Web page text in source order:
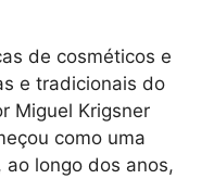
de cosméticos e
e tradicionais do
Miguel Krigsner
como uma
longo dos anos,